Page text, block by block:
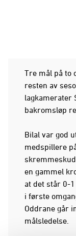
Tre mål på to
resten av
lagkamerater
bakromsløp
Bilal var god
medspillere
en gammel
at det står 0-
i første
Oddrane går
målsledelse.